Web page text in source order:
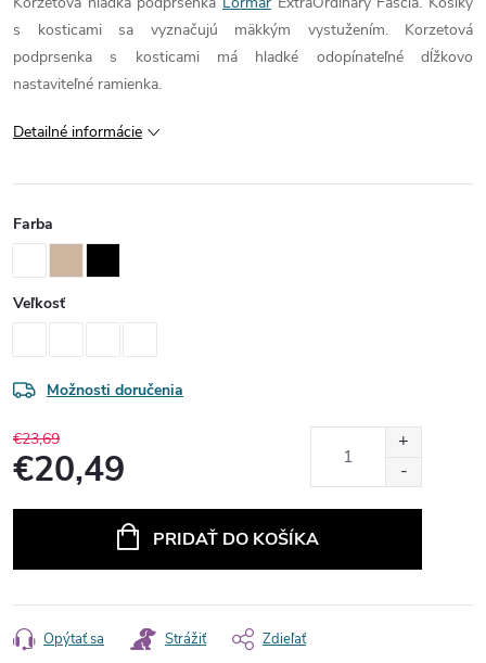
s kosticami sa vyznačujú mäkkým vystužením. Korzetová
podprsenka s kosticami má hladké odopínateľné dĺžkovo
nastaviteľné ramienka.
Detailné informácie
Farba
Veľkosť
Možnosti doručenia
€23,69
€20,49
PRIDAŤ DO KOŠÍKA
Opýtať sa Strážiť Zdieľať